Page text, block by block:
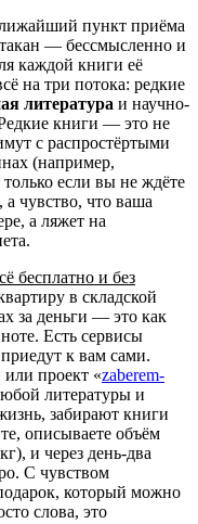
пункт приёма
— бессмысленно и
каждой книги её
на три потока: редкие
литература и научно-
книги — это не
с распростёртыми
(например,
только если вы не ждёте
чувство, что ваша
а ляжет на
бесплатно и без
в складской
за деньги — это как
Есть сервисы
к вам сами.
или проект «zaberem-
литературы и
забирают книги
описываете объём
и через день-два
С чувством
который можно
слова, это